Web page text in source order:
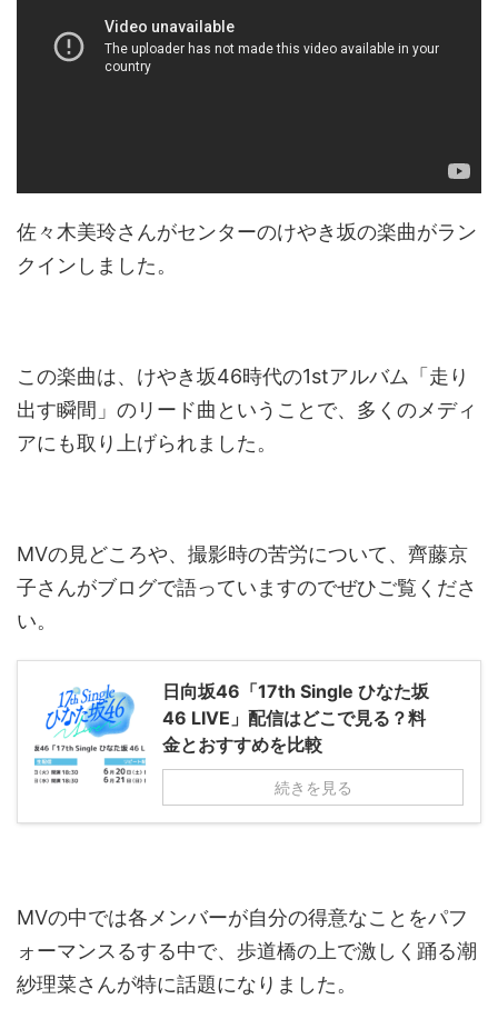
佐々木美玲さんがセンターのけやき坂の楽曲がラン
クインしました。
この楽曲は、けやき坂46時代の1stアルバム「走り
出す瞬間」のリード曲ということで、多くのメディ
アにも取り上げられました。
MVの見どころや、撮影時の苦労について、齊藤京
子さんがブログで語っていますのでぜひご覧くださ
い。
日向坂46「17th Single ひなた坂
46 LIVE」配信はどこで見る？料
金とおすすめを比較
続きを見る
MVの中では各メンバーが自分の得意なことをパフ
ォーマンスるする中で、歩道橋の上で激しく踊る潮
紗理菜さんが特に話題になりました。